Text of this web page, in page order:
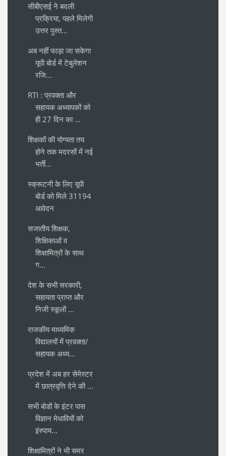
सीबीएसई ने बदली
प्रक्रिया, पहले मिलेगी
उत्तर पुस्त...
अब नहीं फाड़ा जा सकेगा
यूपी बोर्ड में टेबुलेशन
रजि...
RTI : प्रवक्ता और
सहायक अध्यापकों को
ही 27 दिन का ...
शिक्षकों की योग्यता तय
होने तक मदरसों में नई
भर्ती...
स्क्रूटनी के लिए यूपी
बोर्ड को मिले 31194
आवेदन
सजातीय शिक्षक,
शिक्षिकाओं व
शिक्षामित्रों के साथ
ग...
देश के सभी सरकारी,
सहायता प्राप्त और
निजी स्कूलों ...
राजकीय माध्यमिक
विद्यालयों में प्रवक्ता/
सहायक अध्य...
प्रदेश में अब हर सेमेस्टर
में छात्रवृत्ति देने की ...
सभी बोडों के इंटर पास
विज्ञान मेधावियों को
इंस्पाय...
शिक्षामित्रों ने भी समर